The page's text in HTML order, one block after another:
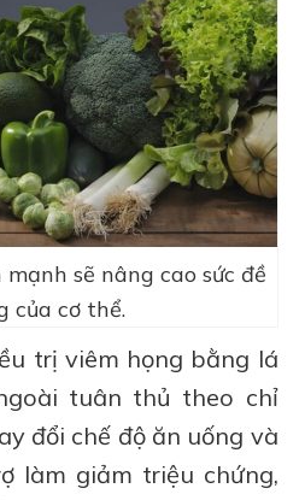
sẽ nâng cao sức đề
của cơ thể.
trị viêm họng bằng lá
tuân thủ theo chỉ
đổi chế độ ăn uống và
làm giảm triệu chứng,